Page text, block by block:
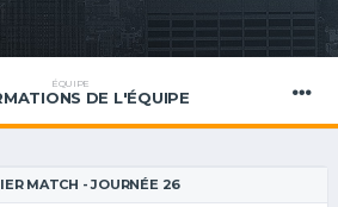
ÉQUIPE
DE L'ÉQUIPE
MATCH - JOURNÉE 26